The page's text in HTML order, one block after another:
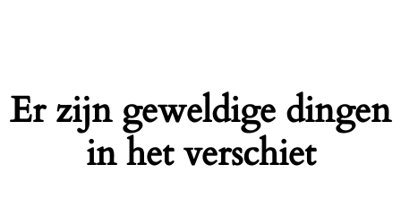
Er zijn geweldige dingen
in het verschiet